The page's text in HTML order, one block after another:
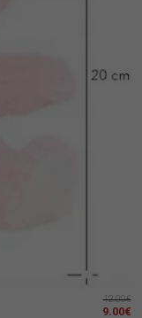
12.00€
9.00€